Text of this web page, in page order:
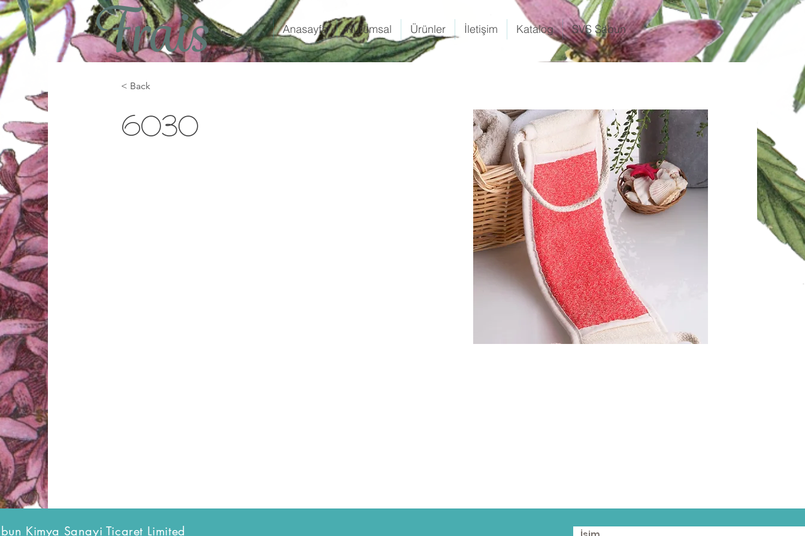
Anasayfa Kurumsal Ürünler İletişim Katalog SVS Sabun
< Back
6030
Kimya Sanayi Ticaret Limited